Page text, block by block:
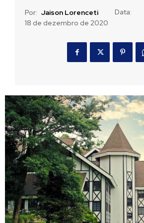
Por: Jaison Lorenceti
Data:
18 de dezembro de 2020